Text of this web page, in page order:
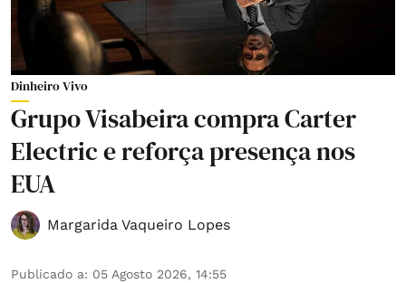
Dinheiro Vivo
Grupo Visabeira compra Carter
Electric e reforça presença nos
EUA
Margarida Vaqueiro Lopes
Publicado a: 05 Agosto 2026, 14:55